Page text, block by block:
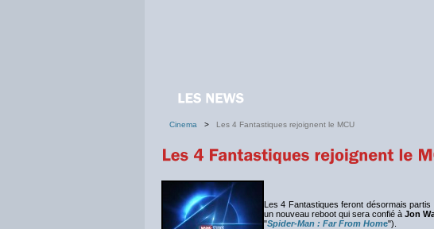
Cinema > Les 4 Fantastiques rejoignent le MCU
Les 4 Fantastiques feront désormais
un nouveau reboot qui sera confié àJon
"Spider-Man : Far From Home").